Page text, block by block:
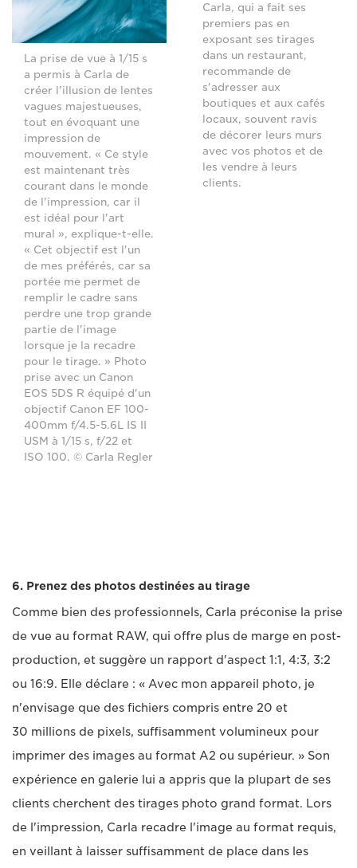
La prise de vue à 1/15 s
a permis à Carla de
créer l'illusion de lentes
vagues majestueuses,
tout en évoquant une
impression de
mouvement. « Ce style
est maintenant très
courant dans le monde
de l'impression, car il
est idéal pour l'art
mural », explique-t-elle.
« Cet objectif est l'un
de mes préférés, car sa
portée me permet de
remplir le cadre sans
perdre une trop grande
partie de l'image
lorsque je la recadre
pour le tirage. » Photo
prise avec un Canon
EOS 5DS R équipé d'un
objectif Canon EF 100-
400mm f/4.5-5.6L IS II
USM à 1/15 s, f/22 et
ISO 100. © Carla Regler
Carla, qui a fait ses
premiers pas en
exposant ses tirages
dans un restaurant,
recommande de
s'adresser aux
boutiques et aux cafés
locaux, souvent ravis
de décorer leurs murs
avec vos photos et de
les vendre à leurs
clients.
6. Prenez des photos destinées au tirage
Comme bien des professionnels, Carla préconise la prise
de vue au format RAW, qui offre plus de marge en post-
production, et suggère un rapport d'aspect 1:1, 4:3, 3:2
ou 16:9. Elle déclare : « Avec mon appareil photo, je
n'envisage que des fichiers compris entre 20 et
30 millions de pixels, suffisamment volumineux pour
imprimer des images au format A2 ou supérieur. » Son
expérience en galerie lui a appris que la plupart de ses
clients cherchent des tirages photo grand format. Lors
de l'impression, Carla recadre l'image au format requis,
en veillant à laisser suffisamment de place dans les